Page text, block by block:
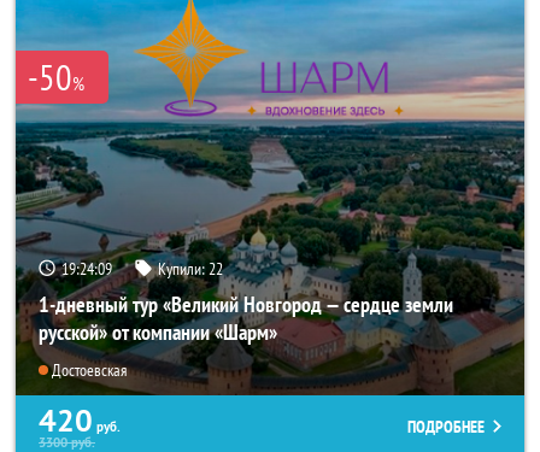
-50%
19:24:07 Купили: 22
1-дневный тур «Великий Новгород — сердце земли
русской» от компании «Шарм»
Достоевская
420 руб.
3300руб.
ПОДРОБНЕЕ